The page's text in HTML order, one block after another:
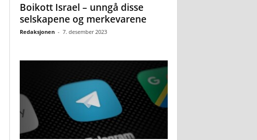
Boikott Israel – unngå disse
selskapene og merkevarene
Redaksjonen - 7. desember 2023